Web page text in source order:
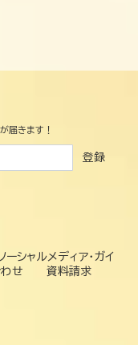
届きます！
登録
ーシャルメディア・ガイ
せ
資料請求